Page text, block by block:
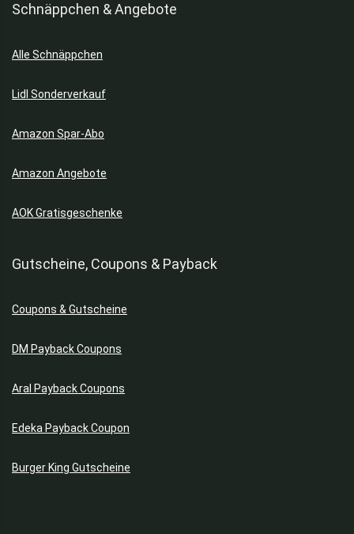
Schnäppchen & Angebote
Alle Schnäppchen
Lidl Sonderverkauf
Amazon Spar-Abo
Amazon Angebote
AOK Gratisgeschenke
Gutscheine, Coupons & Payback
Coupons & Gutscheine
DM Payback Coupons
Aral Payback Coupons
Edeka Payback Coupon
Burger King Gutscheine